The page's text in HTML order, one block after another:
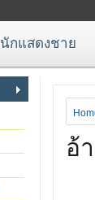
นักแสดงชาย
อ้